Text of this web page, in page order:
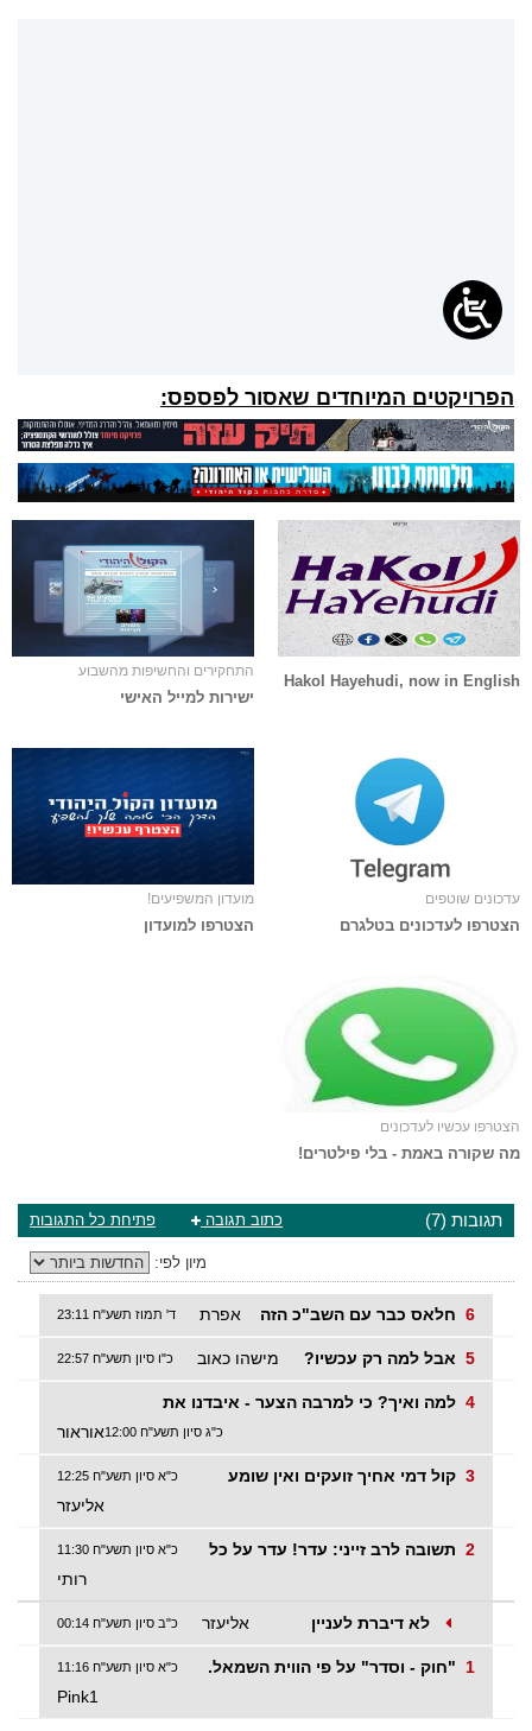
הפרויקטים המיוחדים שאסור לפספס:
Hakol Hayehudi, now in English
התחקירים והחשיפות מהשבוע
ישירות למייל האישי
עדכונים שוטפים
הצטרפו לעדכונים בטלגרם
מועדון המשפיעים!
הצטרפו למועדון
הצטרפו עכשיו לעדכונים
מה שקורה באמת - בלי פילטרים!
תגובות (7) פתיחת כל התגובות כתוב תגובה
מיון לפי:
חלאס כבר עם השב"כ הזה 6 ד' תמוז תשע"ח 23:11 אפרת
אבל למה רק עכשיו? 5 כ"ו סיון תשע"ח 22:57 מישהו כאוב
למה ואיך? כי למרבה הצער - איבדנו את 4
כ"ג סיון תשע"ח 12:00 אוראור
קול דמי אחיך זועקים ואין שומע 3 כ"א סיון תשע"ח 12:25
אליעזר
תשובה לרב זייני: עדר! עדר על כל 2 כ"א סיון תשע"ח 11:30
רותי
לא דיברת לעניין כ"ב סיון תשע"ח 00:14 אליעזר
"חוק - וסדר" על פי הווית השמאל. 1 כ"א סיון תשע"ח 11:16
Pink1